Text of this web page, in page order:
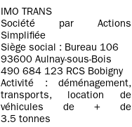
IMO TRANS
Société par Actions
Simplifiée
Siège social : Bureau 106
93600 Aulnay-sous-Bois
490 684 123 RCS Bobigny
Activité : déménagement,
transports, location de
véhicules de + de
3.5 tonnes